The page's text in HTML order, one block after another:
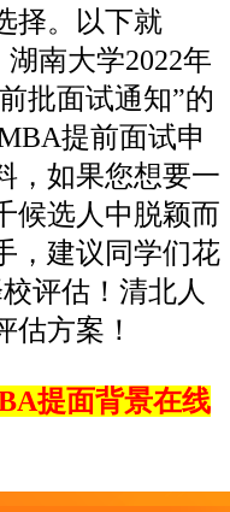
择。以下就
南大学2022年
批面试通知”的
提前面试申
，如果您想要一
候选人中脱颖而
，建议同学们花
评估！清北人
估方案！
提面背景在线